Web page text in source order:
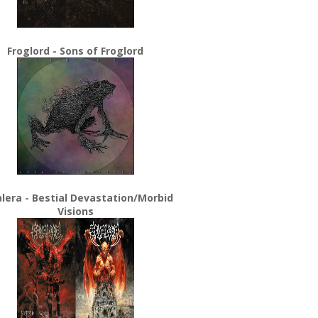
Froglord - Sons of Froglord
- Bestial Devastation/Morbid
Visions